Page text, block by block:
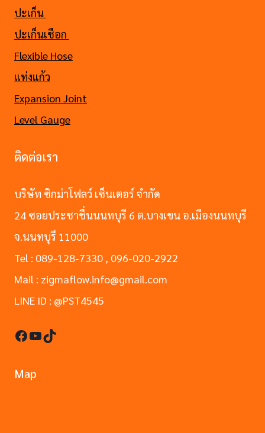
ปะเก็น
ปะเก็นเชือก
Flexible Hose
แท่งแก้ว
Expansion Joint
Level Gauge
ติดต่อเรา
บริษัท ซิกม่าโฟลว์ เซ็นเตอร์ จำกัด
24 ซอยประชาชื่นนนทบุรี 6 ต.บางเขน อ.เมืองนนทบุรี
จ.นนทบุรี 11000
Tel : 089-128-7330 , 096-020-2922
Mail : zigmaflow.info@gmail.com
LINE ID : @PST4545
Facebook
YouTube
TikTok
Map